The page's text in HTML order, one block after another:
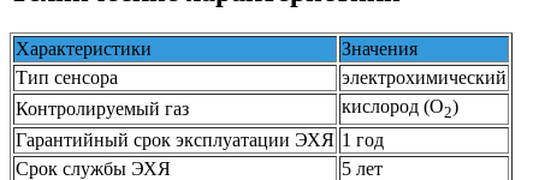
Характеристики
Значения
Тип сенсора
электрохимический
Контролируемый газ
кислород (O2)
Гарантийный срок эксплуатации ЭХЯ 1 год
Срок службы ЭХЯ
5 лет